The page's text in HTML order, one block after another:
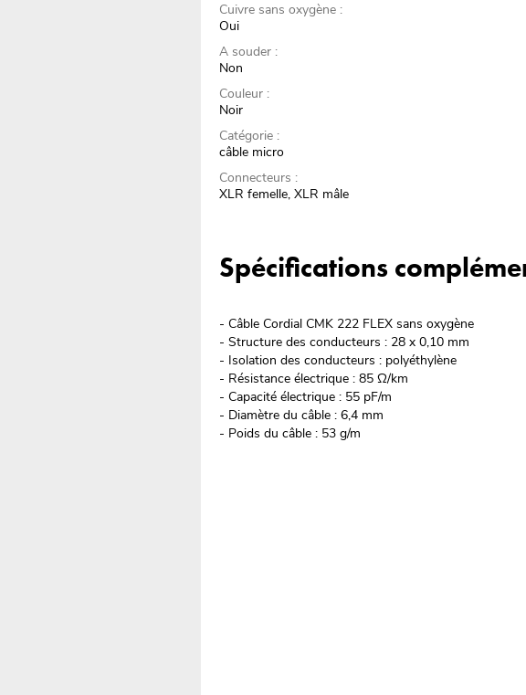
Cuivre sans oxygène :
Oui
A souder :
Non
Couleur :
Noir
Catégorie :
câble micro
Connecteurs :
XLR femelle, XLR mâle
Spécifications
- Câble Cordial CMK 222 FLEX sans oxygène
- Structure des conducteurs : 28 x 0,10 mm
- Isolation des conducteurs : polyéthylène
- Résistance électrique : 85 Ω/km
- Capacité électrique : 55 pF/m
- Diamètre du câble : 6,4 mm
- Poids du câble : 53 g/m